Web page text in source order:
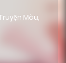
Màu,